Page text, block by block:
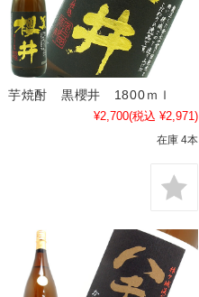
芋焼酎 黒櫻井 1800ｍｌ
¥2,700(税込 ¥2,971)
在庫 4本